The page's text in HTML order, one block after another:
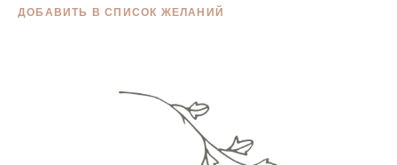
ДОБАВИТЬ В СПИСОК ЖЕЛАНИЙ